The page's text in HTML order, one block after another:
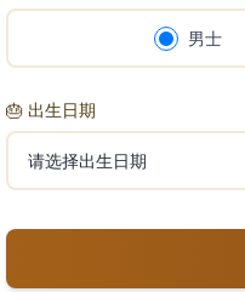
男士
🎂 出生日期